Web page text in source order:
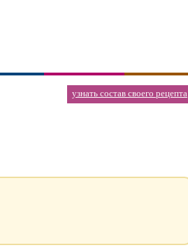
узнать состав своего рецепта